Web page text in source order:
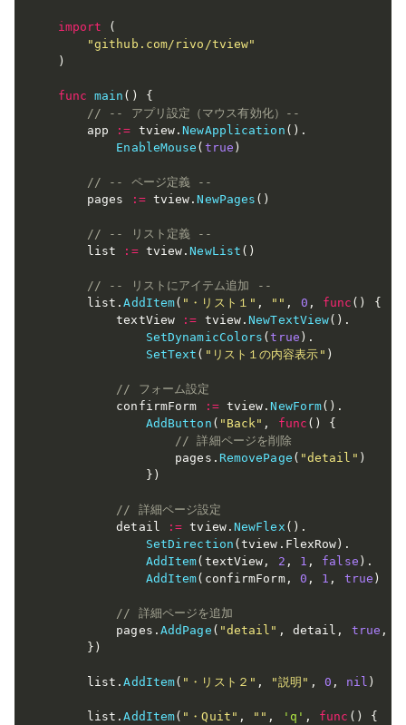
import
(
"github.com/rivo/tview"
)
func main ( )
{
// -- アプリ設定（マウス有効化）--
    app
:= tview .NewApplication ( ) .
EnableMouse ( true )
// -- ページ定義 --
    pages
:= tview .NewPages ( )
// -- リスト定義 --
    list
:= tview .NewList ( )
// -- リストにアイテム追加 --
    list
.AddItem( "・リスト１" , "" , 0 , func ( )
{
        textView
:= tview .NewTextView( ) .
SetDynamicColors (true ) .
SetText ( "リスト１の内容表示" )
// フォーム設定
        confirmForm
:= tview .NewForm( ) .
AddButton ( "Back" , func ( )
{
// 詳細ページを削除
                pages
. RemovePage ( "detail" )
} )
// 詳細ページ設定
        detail
:= tview. NewFlex ( ) .
SetDirection (tview . FlexRow) .
AddItem( textView , 2 , 1 , false ) .
AddItem( confirmForm, 0 , 1 , true )
// 詳細ページを追加
        pages
. AddPage ( "detail" , detail , true ,
} )
    list
.AddItem( "・リスト２" , "説明" , 0 , nil )
    list
.AddItem( "・Quit" , "" , 'q' , func ( )
{